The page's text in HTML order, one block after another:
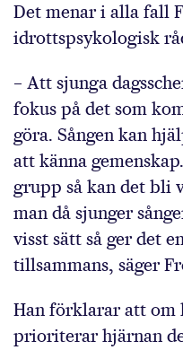
Det menar i alla fall
idrottspsykologisk
– Att sjunga
fokus på det som
göra. Sången kan
att känna
grupp så kan det bli
man då sjunger
visst sätt så ger det
tillsammans, säger
Han förklarar att
prioriterar hjärnan